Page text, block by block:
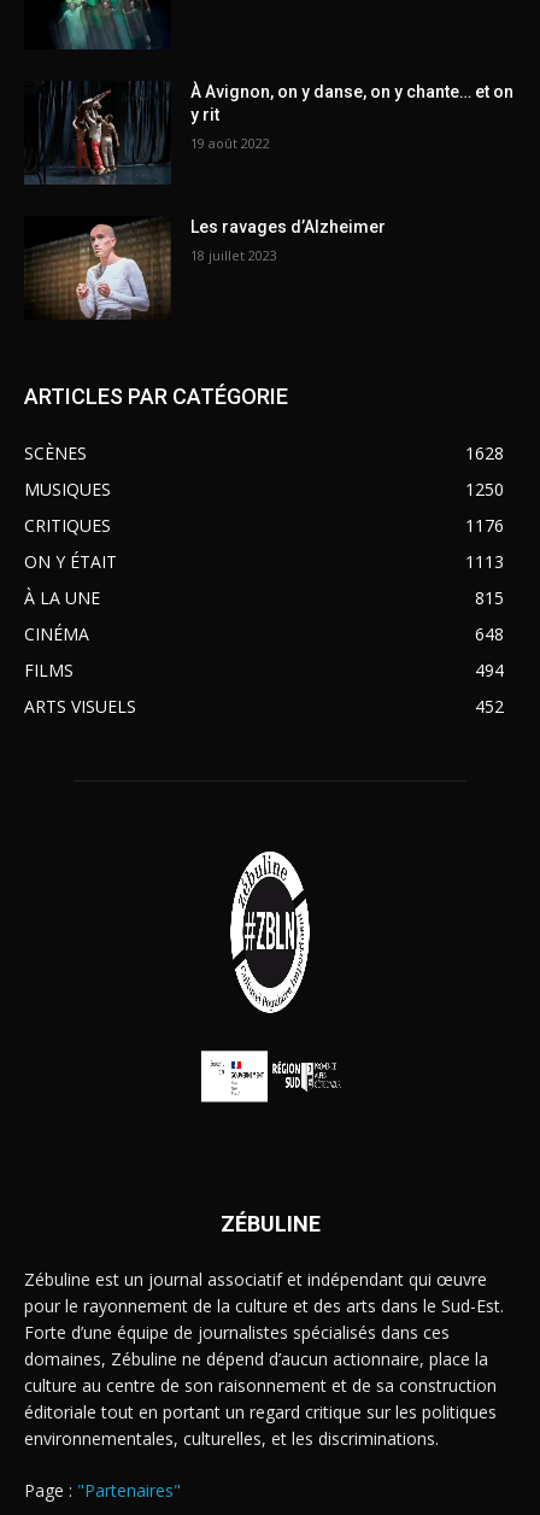
À Avignon, on y danse, on y chante… et on
y rit
19 août 2022
Les ravages d’Alzheimer
18 juillet 2023
ARTICLES PAR CATÉGORIE
SCÈNES
1628
MUSIQUES
1250
CRITIQUES
1176
ON Y ÉTAIT
1113
À LA UNE
815
CINÉMA
648
FILMS
494
ARTS VISUELS
452
ZÉBULINE
Zébuline est un journal associatif et indépendant qui œuvre
pour le rayonnement de la culture et des arts dans le Sud-Est.
Forte d’une équipe de journalistes spécialisés dans ces
domaines, Zébuline ne dépend d’aucun actionnaire, place la
culture au centre de son raisonnement et de sa construction
éditoriale tout en portant un regard critique sur les politiques
environnementales, culturelles, et les discriminations.
Page : "Partenaires"